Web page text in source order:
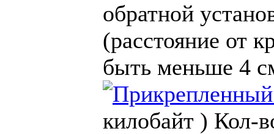
обратной
(расстояние от
быть меньше 4
килобайт ) Кол-